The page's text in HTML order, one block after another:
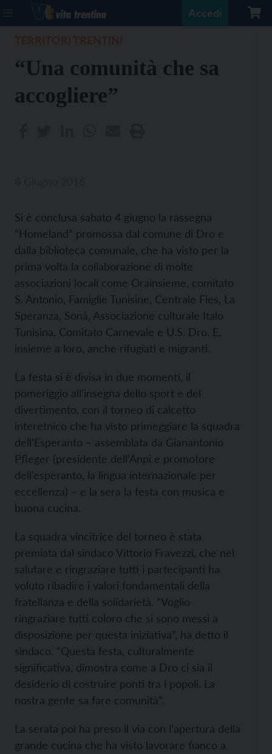
Accedi
“Una comunità che sa
accogliere”
Si è conclusa sabato 4 giugno la rassegna
“Homeland” promossa dal comune di Dro e
dalla biblioteca comunale, che ha visto per la
prima volta la collaborazione di molte
associazioni locali come Orainsieme, comitato
S. Antonio, Famiglie Tunisine, Centrale Fies, La
Speranza, Sonà, Associazione culturale Italo
Tunisina, Comitato Carnevale e U.S. Dro. E,
insieme a loro, anche rifugiati e migranti.
La festa si è divisa in due momenti, il
pomeriggio all’insegna dello sport e del
divertimento, con il torneo di calcetto
interetnico che ha visto primeggiare la squadra
dell’Esperanto – assemblata da Gianantonio
Pfleger (presidente dell’Anpi e promotore
dell’esperanto, la lingua internazionale per
eccellenza) – e la sera la festa con musica e
buona cucina.
La squadra vincitrice del torneo è stata
premiata dal sindaco Vittorio Fravezzi, che nel
salutare e ringraziare tutti i partecipanti ha
voluto ribadire i valori fondamentali della
fratellanza e della solidarietà. “Voglio
ringraziare tutti coloro che si sono messi a
disposizione per questa iniziativa”, ha detto il
sindaco. “Questa festa, culturalmente
significativa, dimostra come a Dro ci sia il
desiderio di costruire ponti tra i popoli. La
nostra gente sa fare comunità”.
La serata poi ha preso il via con l’apertura della
grande cucina che ha visto lavorare fianco a